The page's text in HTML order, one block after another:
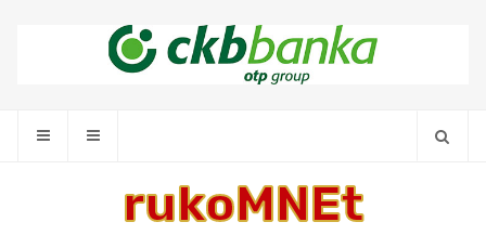
rukoMNEt